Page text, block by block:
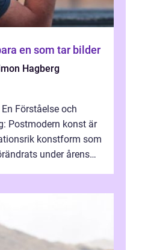
en som tar bilder
Hagberg
Förståelse och
Postmodern konst är
konstform som
under årens